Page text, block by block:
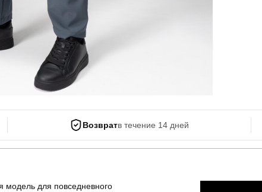
Возвратв течение 14 дней
модель для повседневного